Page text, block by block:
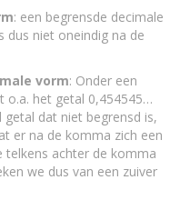
: een begrensde decimale
dus niet oneindig na de
vorm: Onder een
o.a. het getal 0,454545…
dat niet begrensd is,
er na de komma zich een
telkens achter de komma
we dus van een zuiver